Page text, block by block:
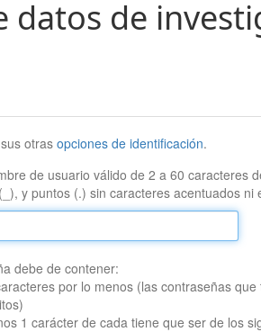
datos de
sus otrasopciones de identificación.
de usuario válido de 2 a 60 caracteres
y puntos (.) sin caracteres acentuados ni
debe de contener:
por lo menos (las contraseñas
1 carácter de cada tiene que ser de los